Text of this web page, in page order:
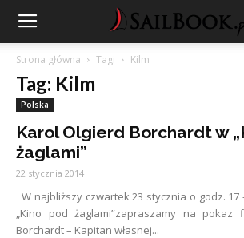
Strona główna Tagi Kilm
Tag: Kilm
Polska
Karol Olgierd Borchardt w
żaglami”
22 stycznia 2014
W najbliższy czwartek 23 stycznia o godz.
„Kino pod żaglami”zapraszamy na pokaz
Borchardt – Kapitan własnej...